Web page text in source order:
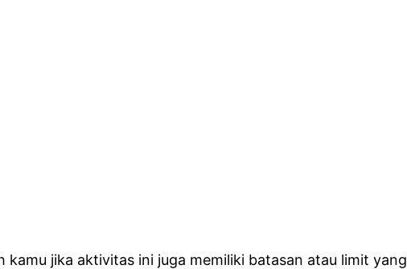
kamu jika aktivitas ini juga memiliki batasan atau limit yang